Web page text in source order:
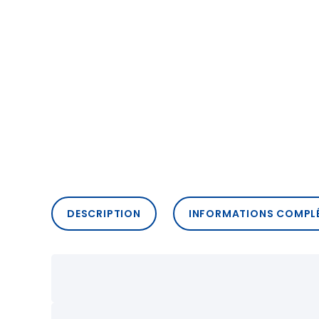
DESCRIPTION INFORMATIONS